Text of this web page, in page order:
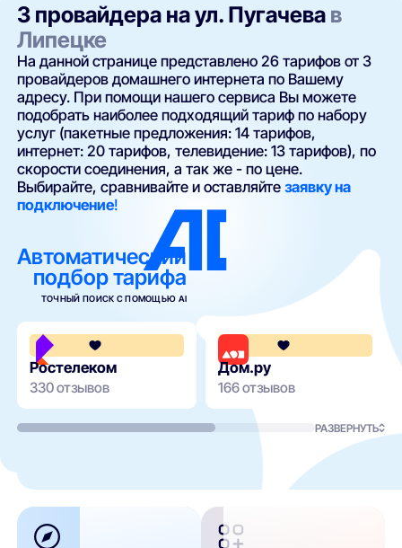
3 провайдера на ул. Пугачева в
Липецке
На данной странице представлено 26 тарифов от 3
провайдеров домашнего интернета по Вашему
адресу. При помощи нашего сервиса Вы можете
подобрать наиболее подходящий тариф по набору
услуг (пакетные предложения: 14 тарифов,
интернет: 20 тарифов, телевидение: 13 тарифов), по
скорости соединения, а так же - по цене.
Выбирайте, сравнивайте и оставляйтезаявку на
подключение!
Автоматический
подбор тарифа
ТОЧНЫЙ ПОИСК С ПОМОЩЬЮ AI
3.8
Ростелеком
330 отзывов
Дом.ру
166 отзывов
РАЗВЕРНУТЬ